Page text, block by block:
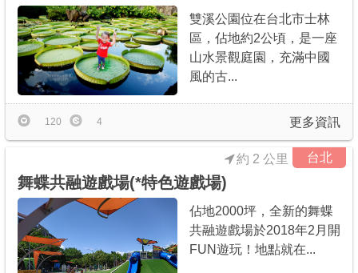
雙溪公園位在台北市士林
區，佔地約2公頃，是一座
山水景觀庭園，充滿中國
風的古...
更多資訊
120 4
台北
舞蝶共融遊戲場(*特色遊戲場)
約 2 公里
佔地2000坪，全新的舞蝶
共融遊戲場於2018年2月開
FUN遊玩！地點就在...